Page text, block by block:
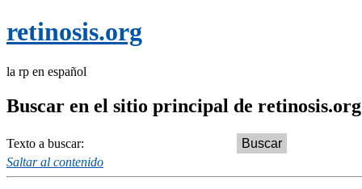
retinosis.org
la rp en español
Buscar en el sitio principal de retinosis.org
Texto a buscar:
Saltar al contenido